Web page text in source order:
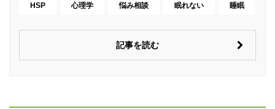
HSP 心理学 悩み相談 眠れない 睡眠
記事を読む